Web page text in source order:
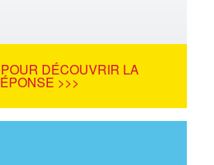
DÉCOUVRIR LA
>>>